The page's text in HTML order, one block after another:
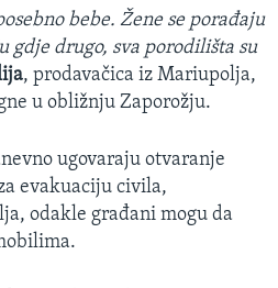
bebe. Žene se porađaju
gdje drugo, sva porodilišta su
, prodavačica iz Mariupolja,
u obližnju Zaporožju.
ugovaraju otvaranje
evakuaciju civila,
odakle građani mogu da